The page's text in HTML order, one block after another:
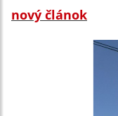
nový článok